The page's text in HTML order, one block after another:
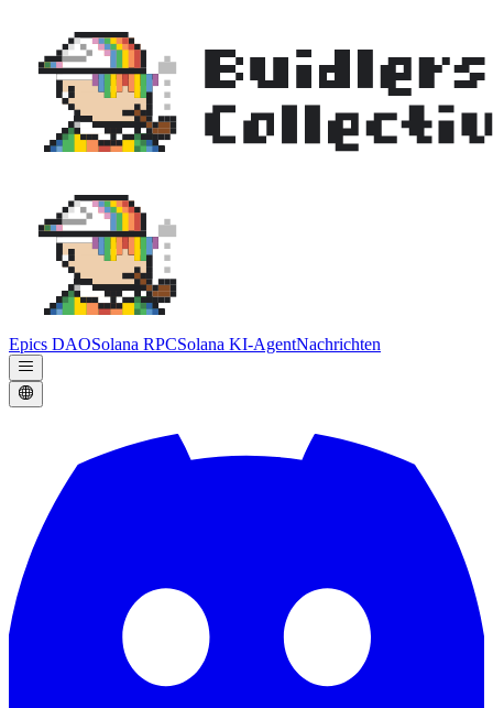
Epics DAOSolana RPCSolana KI-AgentNachrichten